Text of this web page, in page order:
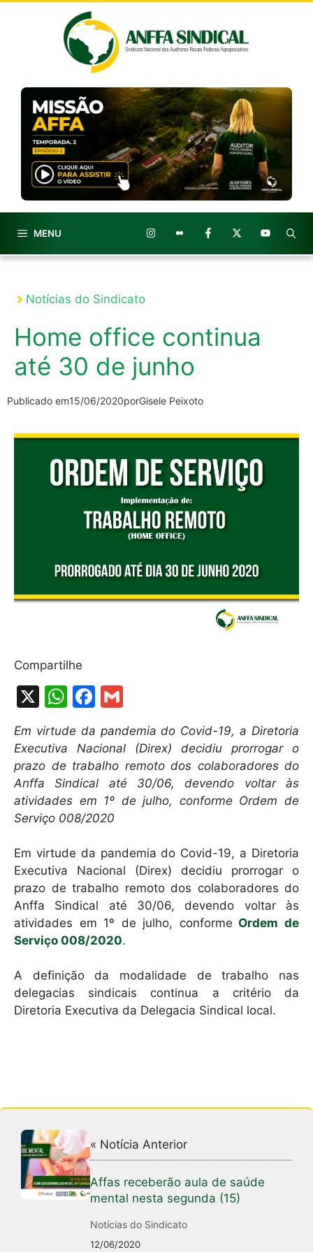
MENU
Notícias do Sindicato
Home office continua
até 30 de junho
Publicado em15/06/2020porGisele Peixoto
Compartilhe
X
W
h
at
s
A
p
p
F
c
e
b
o
o
k
m
ai
l
Em virtude da pandemia do Covid-19, a Diretoria
Executiva Nacional (Direx) decidiu prorrogar o
prazo de trabalho remoto dos colaboradores do
Anffa Sindical até 30/06, devendo voltar às
atividades em 1º de julho, conforme Ordem de
Serviço 008/2020
Em virtude da pandemia do Covid-19, a Diretoria
Executiva Nacional (Direx) decidiu prorrogar o
prazo de trabalho remoto dos colaboradores do
Anffa Sindical até 30/06, devendo voltar às
atividades em 1º de julho, conforme Ordem de
Serviço 008/2020.
A definição da modalidade de trabalho nas
delegacias sindicais continua a critério da
Diretoria Executiva da Delegacia Sindical local.
« Notícia Anterior
Affas receberão aula de saúde
mental nesta segunda (15)
Notícias do Sindicato
12/06/2020